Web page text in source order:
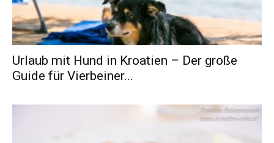
Urlaub mit Hund in Kroatien – Der große
Guide für Vierbeiner...